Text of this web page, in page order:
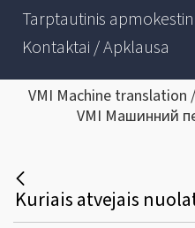
Tarptautinis
Kontaktai / Apklausa
VMI Machine
VMI Машинний